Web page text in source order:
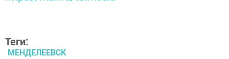
Теги:
МЕНДЕЛЕЕВСК